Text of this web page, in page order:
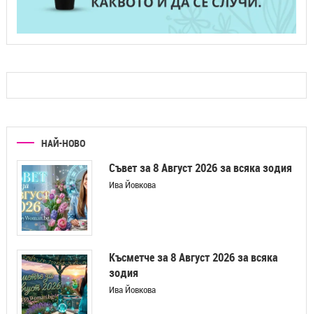
НАЙ-НОВО
Съвет за 8 Август 2026 за всяка зодия
Ива Йовкова
Късметче за 8 Август 2026 за всяка
зодия
Ива Йовкова